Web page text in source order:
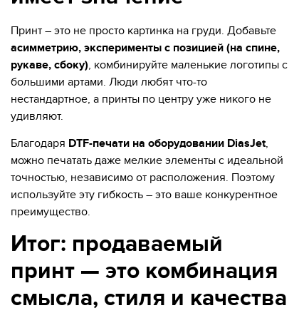
Принт – это не просто картинка на груди. Добавьте
асимметрию, эксперименты с позицией (на спине,
рукаве, сбоку), комбинируйте маленькие логотипы с
большими артами. Люди любят что-то
нестандартное, а принты по центру уже никого не
удивляют.
Благодаря DTF-печати на оборудовании DiasJet,
можно печатать даже мелкие элементы с идеальной
точностью, независимо от расположения. Поэтому
используйте эту гибкость – это ваше конкурентное
преимущество.
Итог: продаваемый
принт — это комбинация
смысла, стиля и качества